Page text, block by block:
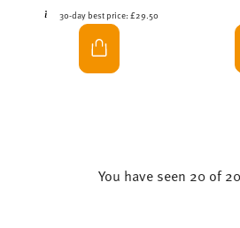
30-day best price: £29.50
You have seen 20 of